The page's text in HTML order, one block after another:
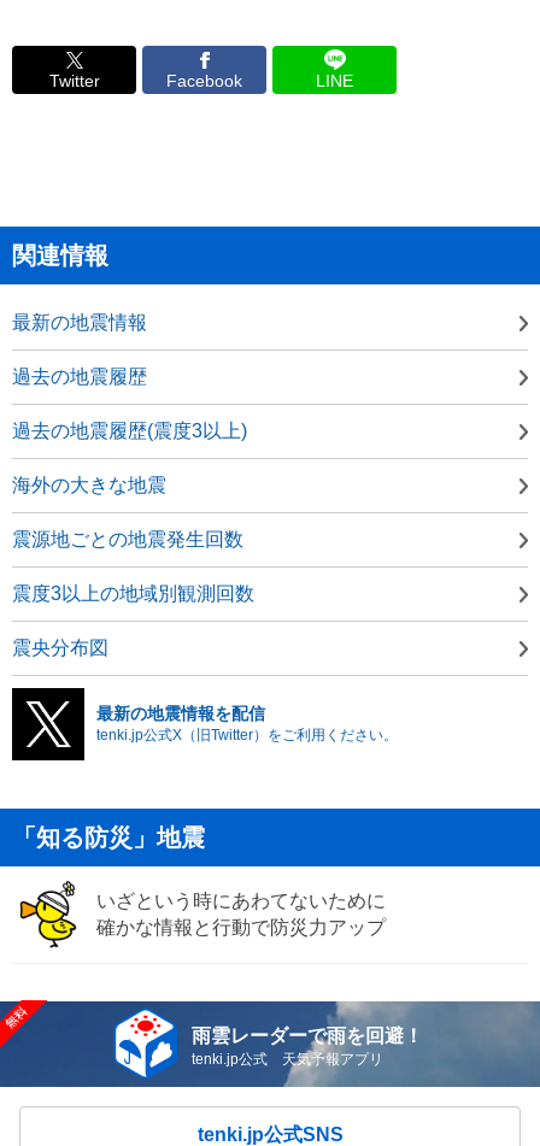
Twitter Facebook LINE
関連情報
最新の地震情報
過去の地震履歴
過去の地震履歴(震度3以上)
海外の大きな地震
震源地ごとの地震発生回数
震度3以上の地域別観測回数
震央分布図
最新の地震情報を配信
tenki.jp公式X（旧Twitter）をご利用ください。
「知る防災」地震
いざという時にあわてないために
確かな情報と行動で防災力アップ
雨雲レーダーで雨を回避！
tenki.jp公式 天気予報アプリ
tenki.jp公式SNS